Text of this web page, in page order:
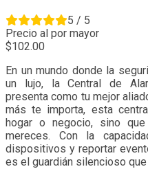
5 / 5
Precio al por mayor
102.00
En un mundo donde la
un lujo, la Central de
presenta como tu mejor
más te importa, esta
hogar o negocio, sino
mereces. Con la
dispositivos y reportar
es el guardián silencioso que